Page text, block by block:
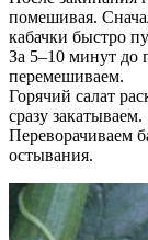
помешивая.
кабачки быстро
За 5–10 минут до
перемешиваем.
Горячий салат
сразу закатываем.
Переворачиваем
остывания.